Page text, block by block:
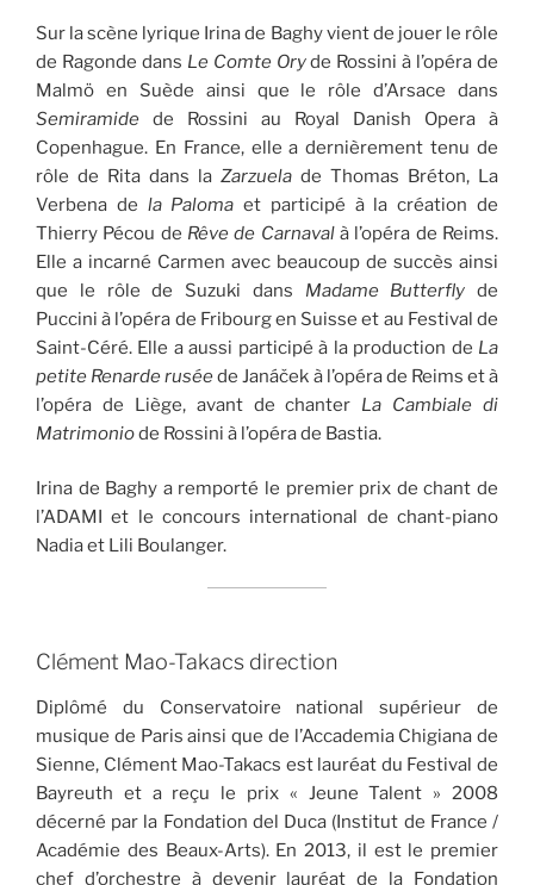
Sur la scène lyrique Irina de Baghy vient de jouer le rôle
de Ragonde dans Le Comte Oryde Rossini à l’opéra de
Malmö en Suède ainsi que le rôle d’Arsace dans
Semiramide de Rossini au Royal Danish Opera à
Copenhague. En France, elle a dernièrement tenu de
rôle de Rita dans la Zarzuela de Thomas Bréton, La
Verbena de la Paloma et participé à la création de
Thierry Pécou de Rêve de Carnavalà l’opéra de Reims.
Elle a incarné Carmen avec beaucoup de succès ainsi
que le rôle de Suzuki dans Madame Butterfly de
Puccini à l’opéra de Fribourg en Suisse et au Festival de
Saint-Céré. Elle a aussi participé à la production de La
petite Renarde ruséede Janáček à l’opéra de Reims et à
l’opéra de Liège, avant de chanter La Cambiale di
Matrimoniode Rossini à l’opéra de Bastia.
Irina de Baghy a remporté le premier prix de chant de
l’ADAMI et le concours international de chant-piano
Nadia et Lili Boulanger.
Clément Mao-Takacs direction
Diplômé du Conservatoire national supérieur de
musique de Paris ainsi que de l’Accademia Chigiana de
Sienne, Clément Mao-Takacs est lauréat du Festival de
Bayreuth et a reçu le prix « Jeune Talent » 2008
décerné par la Fondation del Duca (Institut de France /
Académie des Beaux-Arts). En 2013, il est le premier
chef d’orchestre à devenir lauréat de la Fondation